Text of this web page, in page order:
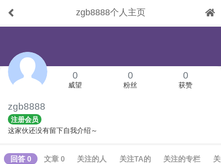
zgb8888个人主页
下拉刷新
0
威望
0
粉丝
0
获赞
zgb8888
注册会员
这家伙还没有留下自我介绍～
回答 0 文章 0 关注的人 关注TA的 关注的专栏